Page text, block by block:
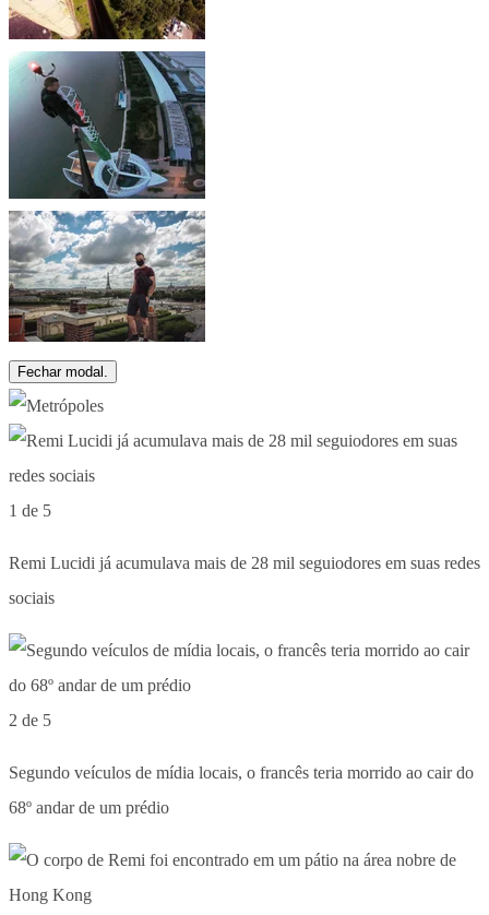
Fechar modal.
1 de 5
Remi Lucidi já acumulava mais de 28 mil seguiodores em suas redes
sociais
2 de 5
Segundo veículos de mídia locais, o francês teria morrido ao cair do
68º andar de um prédio